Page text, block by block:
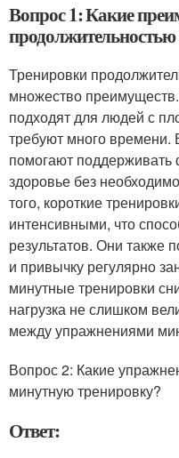
Вопрос 1: Какие
Тренировки
множество
подходят для людей с
требуют много времени.
помогают
здоровье без
того, короткие
интенсивными, что
результатов. Они также
и привычку регулярно
минутные тренировки
нагрузка не слишком
между упражнениями
Вопрос 2: Какие
минутную тренировку?
Ответ: